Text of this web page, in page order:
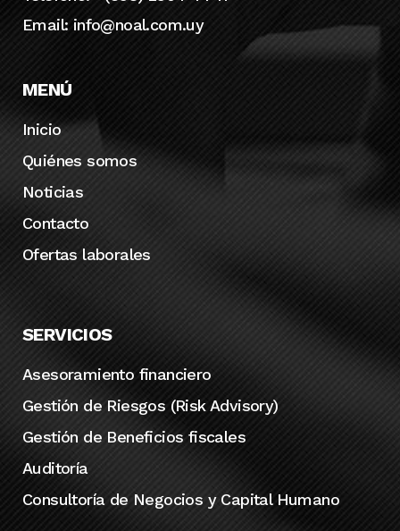
Email: info@noal.com.uy
MENÚ
Inicio
Quiénes somos
Noticias
Contacto
Ofertas laborales
SERVICIOS
Asesoramiento financiero
Gestión de Riesgos (Risk Advisory)
Gestión de Beneficios fiscales
Auditoría
Consultoría de Negocios y Capital Humano